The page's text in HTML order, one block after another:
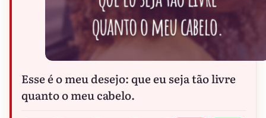
Esse é o meu desejo: que eu seja tão livre
quanto o meu cabelo.